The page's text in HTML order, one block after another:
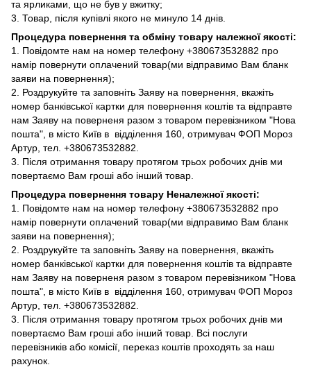
та ярликами, що не був у вжитку;
3. Товар, після купівлі якого не минуло 14 днів.
Процедура повернення та обміну товару належної якості:
1. Повідомте нам на номер телефону +380673532882 про
намір повернути оплачений товар(ми відправимо Вам бланк
заяви на повернення);
2. Роздрукуйте та заповніть Заяву на повернення, вкажіть
номер банківської картки для повернення коштів та відправте
нам Заяву на поверненя разом з товаром перевізником "Нова
пошта", в місто Київ в відділення 160, отримувач ФОП Мороз
Артур, тел. +380673532882.
3. Після отримання товару протягом трьох робочих днів ми
повертаємо Вам гроші або інший товар.
Процедура повернення товару Неналежної якості:
1. Повідомте нам на номер телефону +380673532882 про
намір повернути оплачений товар(ми відправимо Вам бланк
заяви на повернення);
2. Роздрукуйте та заповніть Заяву на повернення, вкажіть
номер банківської картки для повернення коштів та відправте
нам Заяву на поверненя разом з товаром перевізником "Нова
пошта", в місто Київ в відділення 160, отримувач ФОП Мороз
Артур, тел. +380673532882.
3. Після отримання товару протягом трьох робочих днів ми
повертаємо Вам гроші або інший товар. Всі послуги
перевізників або комісії, переказ коштів проходять за наш
рахунок.